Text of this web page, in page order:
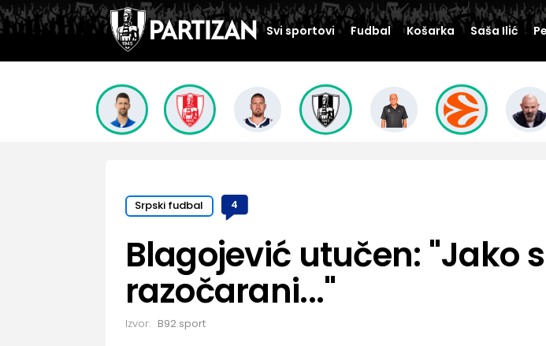
Svi sportovi Fudbal Košarka Saša Ilić
Srpski fudbal 4
Blagojević utučen: "Jako
razočarani..."
Izvor: B92.sport